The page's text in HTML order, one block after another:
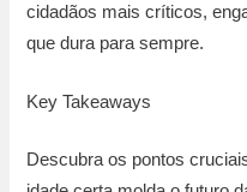
cidadãos mais críticos,
que dura para sempre.
Key Takeaways
Descubra os pontos